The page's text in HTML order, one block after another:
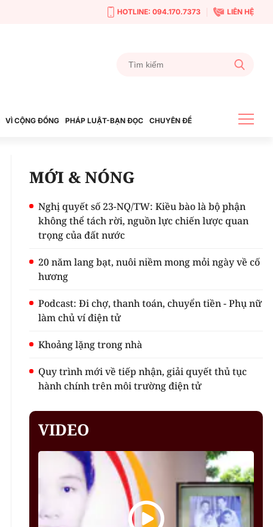
HOTLINE: 094.170.7373 LIÊN HỆ
VÌ CỘNG ĐỒNG PHÁP LUẬT-BẠN ĐỌC CHUYÊN ĐỀ
MỚI & NÓNG
Nghị quyết số 23-NQ/TW: Kiều bào là bộ phận
không thể tách rời, nguồn lực chiến lược quan
trọng của đất nước
20 năm lang bạt, nuôi niềm mong mỏi ngày về cố
hương
Podcast: Đi chợ, thanh toán, chuyển tiền - Phụ nữ
làm chủ ví điện tử
Khoảng lặng trong nhà
Quy trình mới về tiếp nhận, giải quyết thủ tục
hành chính trên môi trường điện tử
VIDEO